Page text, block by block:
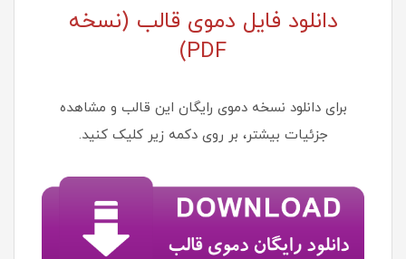
دانلود فایل دموی قالب (نسخه
PDF)
برای دانلود نسخه دموی رایگان این قالب و مشاهده
جزئیات بیشتر، بر روی دکمه زیر کلیک کنید.